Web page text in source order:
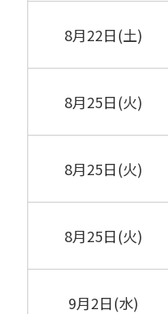
8月22日(土)
8月25日(火)
8月25日(火)
8月25日(火)
9月2日(水)